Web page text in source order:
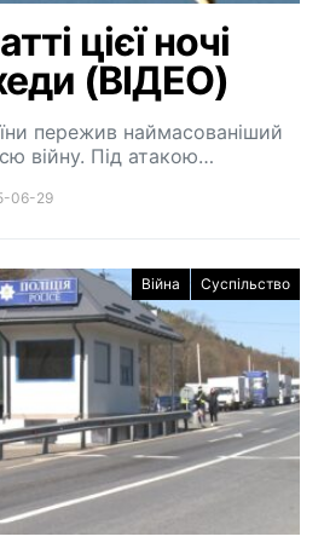
цієї ночі
(ВІДЕО)
пережив наймасованіший
війну. Під атакою…
06-29
Війна Суспільство